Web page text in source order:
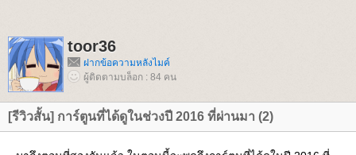
toor36
ฝากข้อความหลังไมค์
ผู้ติดตามบล็อก : 84 คน
[รีวิวสั้น] การ์ตูนที่ได้ดูในช่วงปี 2016 ที่ผ่านมา (2)